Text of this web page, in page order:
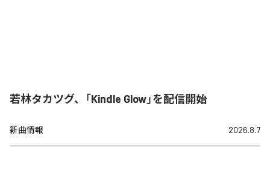
若林タカツグ、「Kindle Glow」を配信開始
新曲情報 2026.8.7